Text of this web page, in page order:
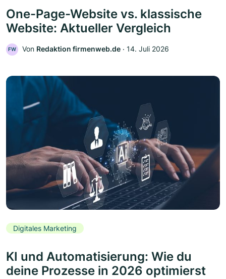
One-Page-Website vs. klassische
Website: Aktueller Vergleich
FW Von Redaktion firmenweb.de ‧ 14. Juli 2026
Digitales Marketing
KI und Automatisierung: Wie du
deine Prozesse in 2026 optimierst